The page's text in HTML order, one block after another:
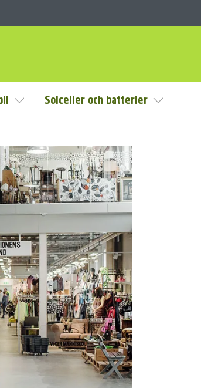
Visa/Göm undermeny
Solceller och batterier Visa/Göm